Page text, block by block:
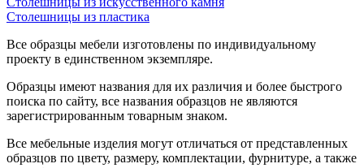
Столешницы из пластика
Все образцы мебели изготовлены по индивидуальному
проекту в единственном экземпляре.
Образцы имеют названия для их различия и более быстрого
поиска по сайту, все названия образцов не являются
зарегистрированным товарным знаком.
Все мебельные изделия могут отличаться от представленных
образцов по цвету, размеру, комплектации, фурнитуре, а также